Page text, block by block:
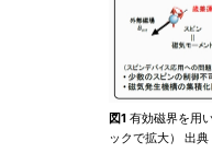
図1 有効磁界を用
ックで拡大） 出